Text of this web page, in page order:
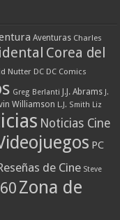
Aventuras Charles
Corea del
Nutter DC DC Comics
Greg Berlanti J.J. Abrams J.
Williamson L.J. Smith Liz
Noticias Cine
PC
de Cine Steve
Zona de